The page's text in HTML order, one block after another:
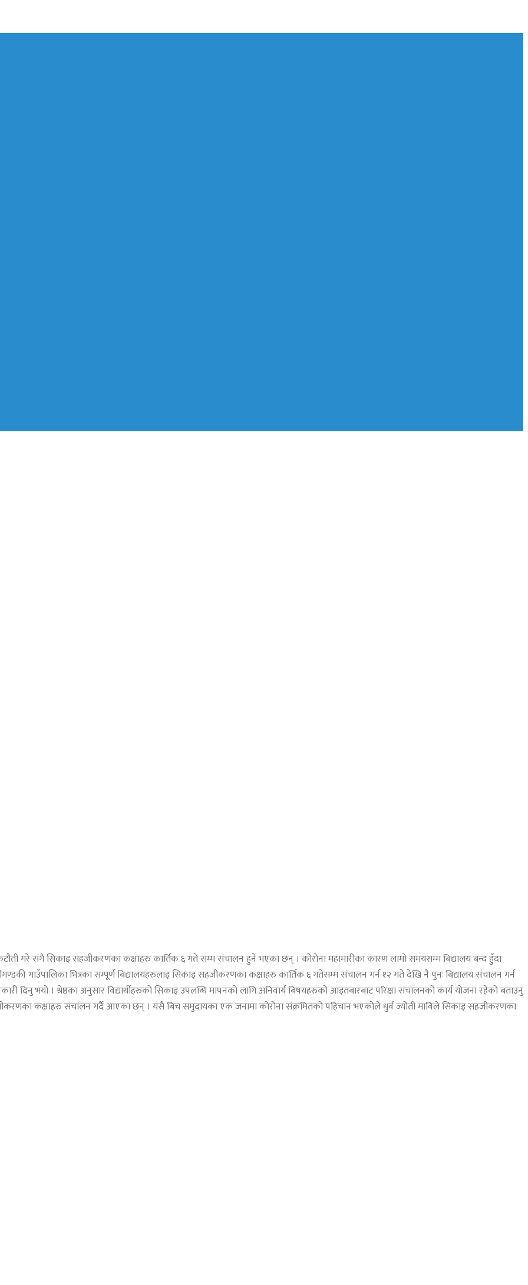
गरे संगै सिकाइ सहजीकरणका कक्षाहरु कार्तिक ६ गते सम्म संचालन हुने भएका छन् । कोरोना महामारीका कारण लामो समयसम्म बिद्यालय बन्द हुँदा
गाउँपालिका भित्रका सम्पूर्ण बिद्यालयहरुलाइ सिकाइ सहजीकरणका कक्षाहरु कार्तिक ६ गतेसम्म संचालन गर्न १२ गते देखि नै पुनः बिद्यालय संचालन गर्न
दिनु भयो । श्रेष्ठका अनुसार विद्यार्थीहरुको सिकाइ उपलब्धि मापनको लागि अनिवार्य बिषयहरुको आइतबारबाट परिक्षा संचालनको कार्य योजना रहेको बताउनु
कक्षाहरु संचालन गर्दै आएका छन् । यसै बिच समुदायका एक जनामा कोरोना संक्रमितको पहिचान भएकोले धुर्व ज्योती माविले सिकाइ सहजीकरणका